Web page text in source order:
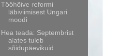
Tööhõive reformi
läbiviimisest Ungari
moodi
Hea teada: Septembrist
alates tuleb
sõidupäevikuid...